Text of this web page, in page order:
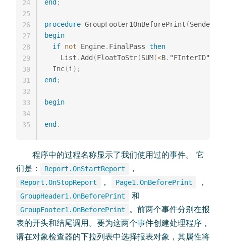
end ;
procedure GroupFooter1OnBeforePrint (Sender
begin
if not Engine. FinalPass then
    List
.Add (FloatToStr(SUM(<B. "FInterID"
  Inc
(i ) ;
end ;
begin
end .
24
25
26
27
28
29
30
31
32
33
34
35
程序中的过程名称显示了我们使用过的事件。 它
们是：
Report.OnStartReport ，
Report.OnStopReport ， Page1.OnBeforePrint ，
GroupHeader1.OnBeforePrint 和
GroupFooter1.OnBeforePrint
。前两个事件分别在报
表的开头和结尾调用。要为这两个事件创建处理程序，
请在对象检查器的下拉列表中选择报表对象，其属性将